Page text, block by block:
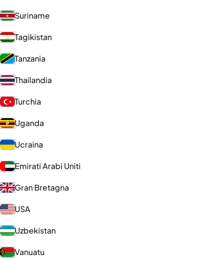
Suriname
Tagikistan
Tanzania
Thailandia
Turchia
Uganda
Ucraina
Emirati Arabi Uniti
Gran Bretagna
USA
Uzbekistan
Vanuatu